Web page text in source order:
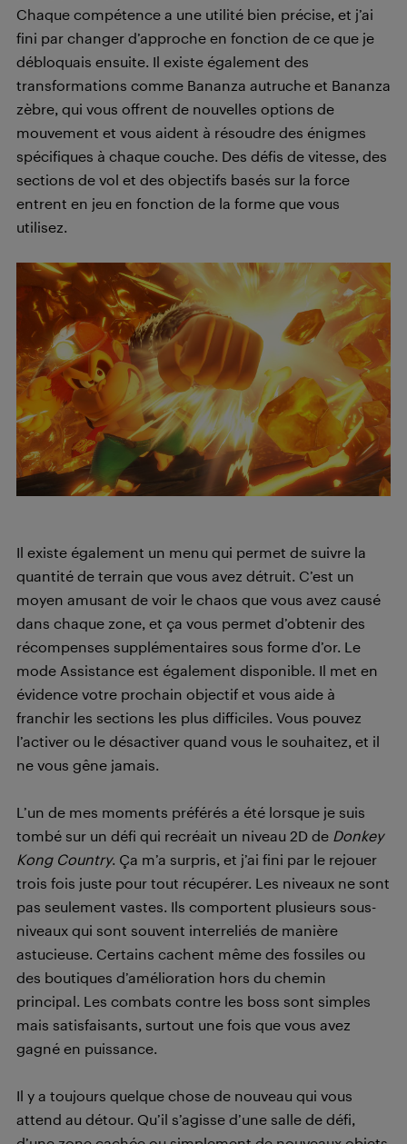
Chaque compétence a une utilité bien précise, et j’ai
fini par changer d’approche en fonction de ce que je
débloquais ensuite. Il existe également des
transformations comme Bananza autruche et Bananza
zèbre, qui vous offrent de nouvelles options de
mouvement et vous aident à résoudre des énigmes
spécifiques à chaque couche. Des défis de vitesse, des
sections de vol et des objectifs basés sur la force
entrent en jeu en fonction de la forme que vous
utilisez.
Il existe également un menu qui permet de suivre la
quantité de terrain que vous avez détruit. C’est un
moyen amusant de voir le chaos que vous avez causé
dans chaque zone, et ça vous permet d’obtenir des
récompenses supplémentaires sous forme d’or. Le
mode Assistance est également disponible. Il met en
évidence votre prochain objectif et vous aide à
franchir les sections les plus difficiles. Vous pouvez
l’activer ou le désactiver quand vous le souhaitez, et il
ne vous gêne jamais.
L’un de mes moments préférés a été lorsque je suis
tombé sur un défi qui recréait un niveau 2D de Donkey
Kong Country. Ça m’a surpris, et j’ai fini par le rejouer
trois fois juste pour tout récupérer. Les niveaux ne sont
pas seulement vastes. Ils comportent plusieurs sous-
niveaux qui sont souvent interreliés de manière
astucieuse. Certains cachent même des fossiles ou
des boutiques d’amélioration hors du chemin
principal. Les combats contre les boss sont simples
mais satisfaisants, surtout une fois que vous avez
gagné en puissance.
Il y a toujours quelque chose de nouveau qui vous
attend au détour. Qu’il s’agisse d’une salle de défi,